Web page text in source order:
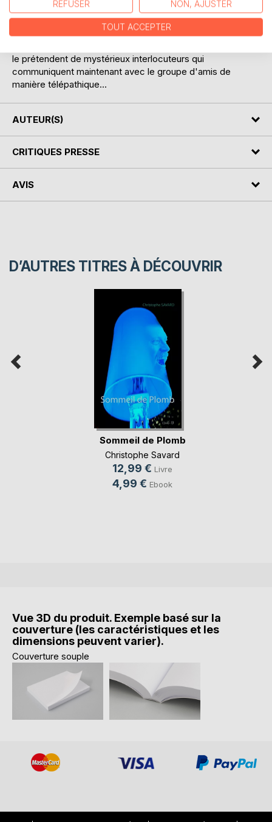
abandonne une arme d'une facture tout aussi étrange que
l'artefact. La nuit qui suit, les deux couples parviennent tant
bien que mal à déjouer les manigances d'un groupe de
le prétendent de mystérieux interlocuteurs qui
communiquent maintenant avec le groupe d'amis de
manière télépathique...
AUTEUR(S)
CRITIQUES PRESSE
AVIS
D’AUTRES TITRES À DÉCOUVRIR
Sommeil de Plomb
Christophe Savard
12,99 € Livre
4,99 € Ebook
Vue 3D du produit. Exemple basé sur la
couverture (les caractéristiques et les
dimensions peuvent varier).
Couverture souple
REFUSER NON, AJUSTER
TOUT ACCEPTER